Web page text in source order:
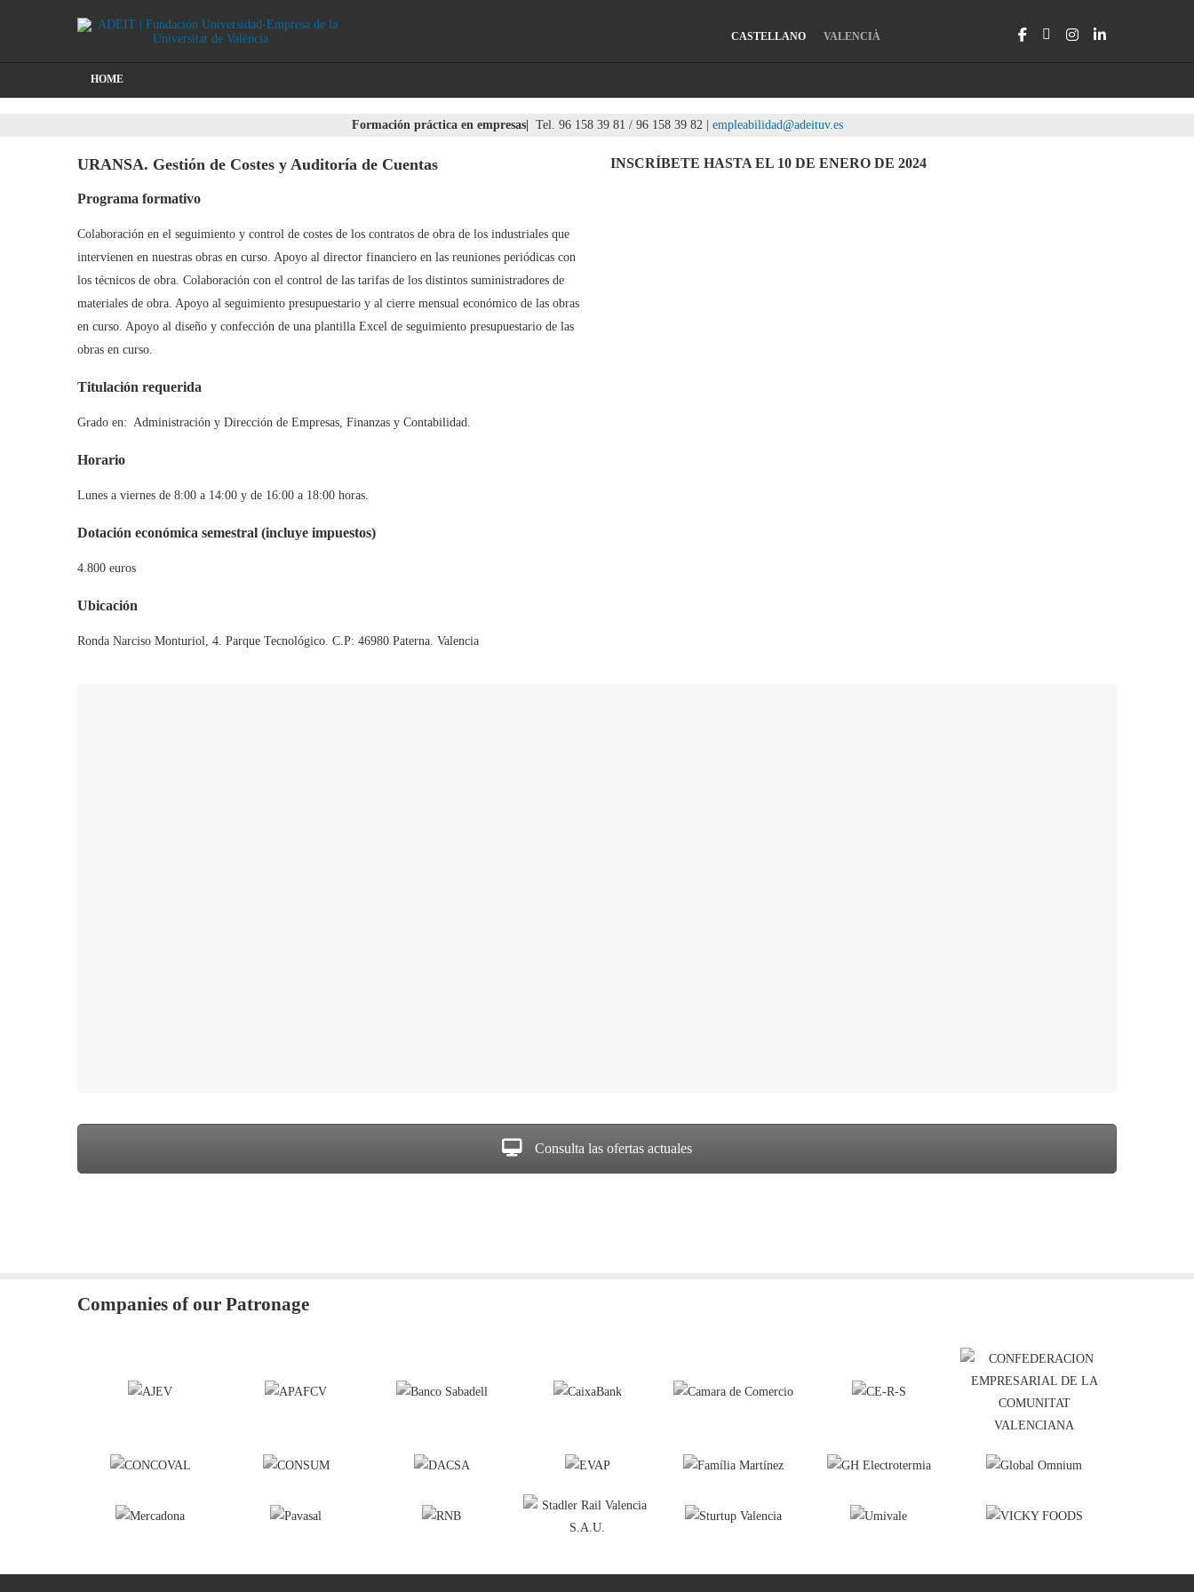
CASTELLANO VALENCIÀ
HOME
Formación práctica en empresas| Tel. 96 158 39 81 / 96 158 39 82 | empleabilidad@adeituv.es
URANSA. Gestión de Costes y Auditoría de Cuentas
Programa formativo
Colaboración en el seguimiento y control de costes de los contratos de obra de los industriales que
intervienen en nuestras obras en curso. Apoyo al director financiero en las reuniones periódicas con
los técnicos de obra. Colaboración con el control de las tarifas de los distintos suministradores de
materiales de obra. Apoyo al seguimiento presupuestario y al cierre mensual económico de las obras
en curso. Apoyo al diseño y confección de una plantilla Excel de seguimiento presupuestario de las
obras en curso.
Titulación requerida
Grado en: Administración y Dirección de Empresas, Finanzas y Contabilidad.
Horario
Lunes a viernes de 8:00 a 14:00 y de 16:00 a 18:00 horas.
Dotación económica semestral (incluye impuestos)
4.800 euros
Ubicación
Ronda Narciso Monturiol, 4. Parque Tecnológico. C.P: 46980 Paterna. Valencia
INSCRÍBETE HASTA EL 10 DE ENERO DE 2024
Consulta las ofertas actuales
Companies of our Patronage